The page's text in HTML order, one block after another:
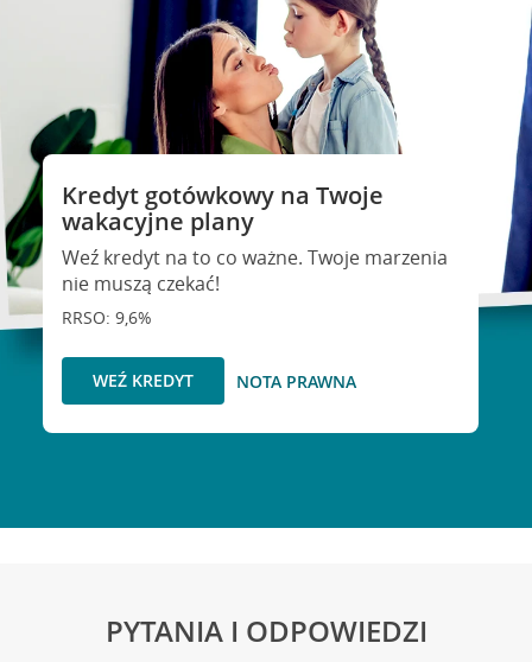
Kredyt gotówkowy na Twoje
wakacyjne plany
Weź kredyt na to co ważne. Twoje marzenia
nie muszą czekać!
RRSO: 9,6%
WEŹ KREDYT NOTA PRAWNA
PYTANIA I ODPOWIEDZI